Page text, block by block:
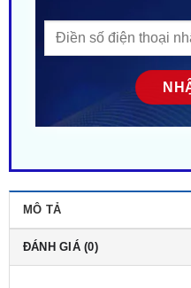
ĐÁNH GIÁ (0)